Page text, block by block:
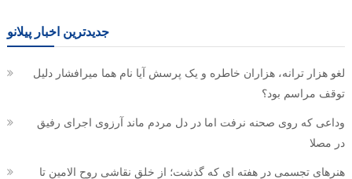
جدیدترین اخبار پیلانو
لغو هزار ترانه، هزاران خاطره و یک پرسش آیا نام هما میرافشار دلیل
توقف مراسم بود؟
وداعی که روی صحنه نرفت اما در دل مردم ماند آرزوی اجرای رفیق
در مصلا
هنرهای تجسمی در هفته ای که گذشت؛ از خلق نقاشی روح الامین تا